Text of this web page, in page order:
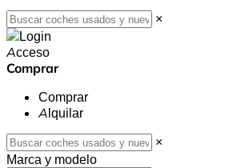
×
Acceso
Comprar
Comprar
Alquilar
×
Marca y modelo